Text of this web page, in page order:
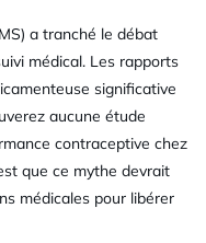
a tranché le débat
médical. Les rapports
significative
aucune étude
contraceptive chez
que ce mythe devrait
médicales pour libérer